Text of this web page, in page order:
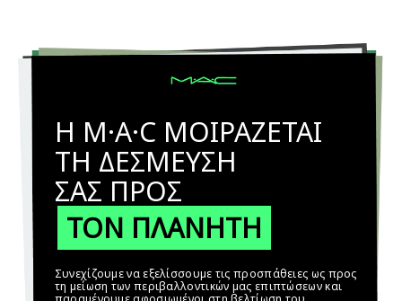
Η M·A·C ΜΟΙΡΑΖΕΤΑΙ
ΤΗ ΔΕΣΜΕΥΣΗ
ΣΑΣ ΠΡΟΣ
ΤΟΝ ΠΛΑΝΗΤΗ
Συνεχίζουμε να εξελίσσουμε τις προσπάθειες ως προς
τη μείωση των περιβαλλοντικών μας επιπτώσεων και